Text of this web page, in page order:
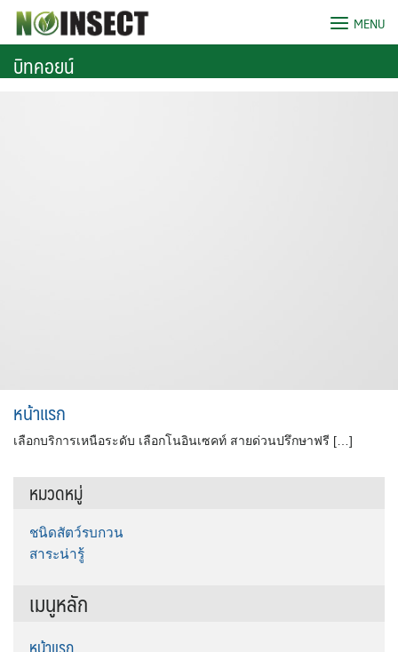
Skip
MENU
บิทคอยน์
หน้าแรก
เลือกบริการเหนือระดับ เลือกโนอินเซคท์ สายด่วนปรึกษาฟรี […]
หมวดหมู่
ชนิดสัตว์รบกวน
สาระน่ารู้
เมนูหลัก